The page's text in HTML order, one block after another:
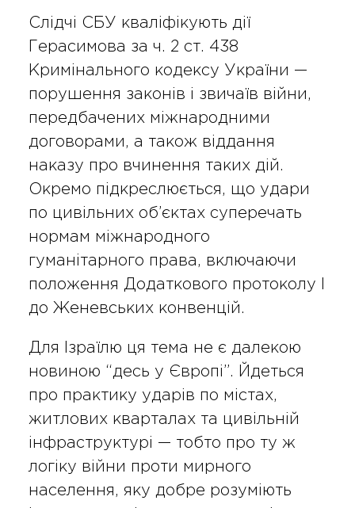
Слідчі СБУ кваліфікують дії
Герасимова за ч. 2 ст. 438
Кримінального кодексу України —
порушення законів і звичаїв війни,
передбачених міжнародними
договорами, а також віддання
наказу про вчинення таких дій.
Окремо підкреслюється, що удари
по цивільних об’єктах суперечать
нормам міжнародного
гуманітарного права, включаючи
положення Додаткового протоколу I
до Женевських конвенцій.
Для Ізраїлю ця тема не є далекою
новиною “десь у Європі”. Йдеться
про практику ударів по містах,
житлових кварталах та цивільній
інфраструктурі — тобто про ту ж
логіку війни проти мирного
населення, яку добре розуміють